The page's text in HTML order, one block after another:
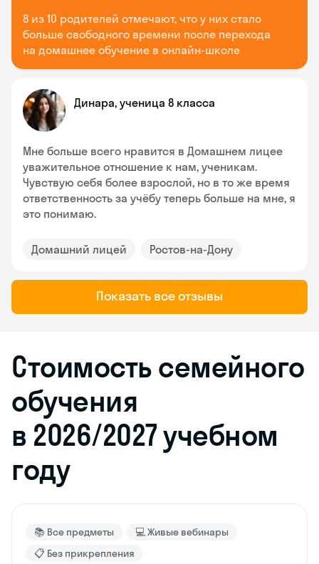
8 из 10 родителей отмечают, что у них стало
больше свободного времени после перехода
на домашнее обучение в онлайн-школе
Динара, ученица 8 класса
Мне больше всего нравится в Домашнем лицее
уважительное отношение к нам, ученикам.
Чувствую себя более взрослой, но в то же время
ответственность за учёбу теперь больше на мне, я
это понимаю.
Домашний лицей Ростов-на-Дону
Показать все отзывы
Стоимость семейного
обучения
в 2026/2027 учебном
году
📚 Все предметы
💻 Живые вебинары
📋 Без прикрепления